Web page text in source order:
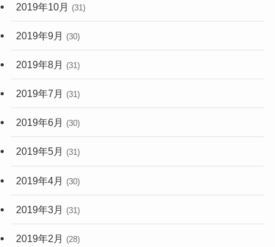
2019年10月 (31)
2019年9月 (30)
2019年8月 (31)
2019年7月 (31)
2019年6月 (30)
2019年5月 (31)
2019年4月 (30)
2019年3月 (31)
2019年2月 (28)